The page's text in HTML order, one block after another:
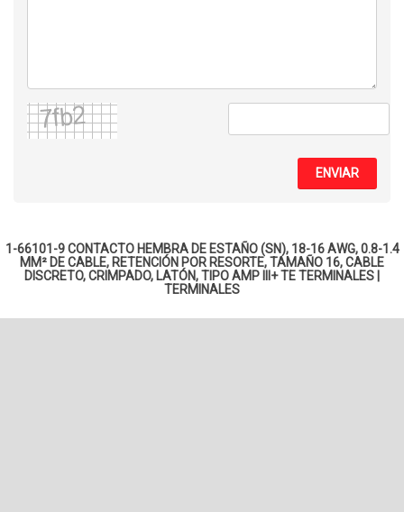
ENVIAR
1-66101-9 CONTACTO HEMBRA DE ESTAÑO (SN), 18-16 AWG, 0.8-1.4
MM² DE CABLE, RETENCIÓN POR RESORTE, TAMAÑO 16, CABLE
DISCRETO, CRIMPADO, LATÓN, TIPO AMP III+ TETERMINALES
TERMINALES